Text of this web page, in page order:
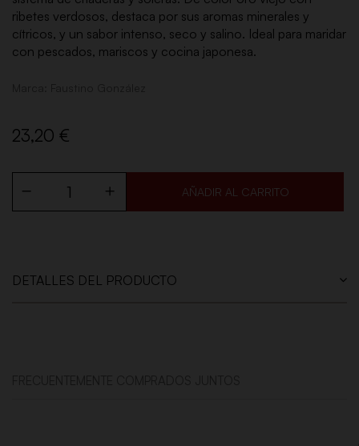
ribetes verdosos, destaca por sus aromas minerales y
cítricos, y un sabor intenso, seco y salino. Ideal para maridar
con pescados, mariscos y cocina japonesa.
23,20 €
AÑADIR AL CARRITO
DETALLES DEL PRODUCTO